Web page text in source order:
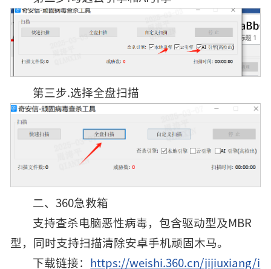
第三步.选择全盘扫描
二、360急救箱
支持查杀电脑恶性病毒，包含驱动型及MBR
型，同时支持扫描清除安卓手机顽固木马。
下载链接：
https://weishi.360.cn/jijiuxiang/i